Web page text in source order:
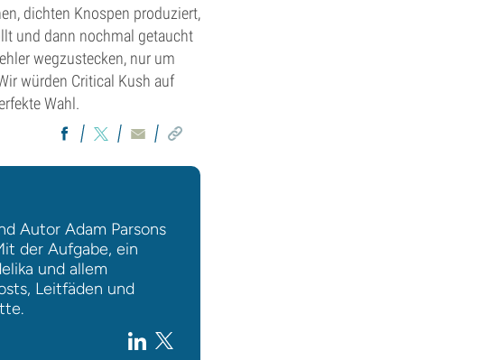
dichten Knospen produziert,
und dann nochmal getaucht
wegzustecken, nur um
würden Critical Kush auf
Wahl.
Autor Adam Parsons
der Aufgabe, ein
und allem
Leitfäden und